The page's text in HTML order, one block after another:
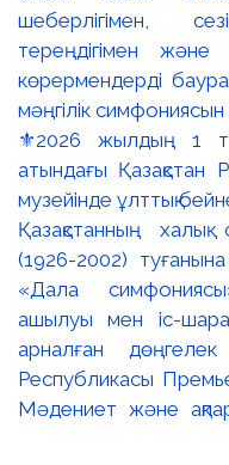
⚜️2026 жылдың 1
атындағы Қазақстан
музейінде ұлттық
Қазақстанның
(1926-2002)
«Дала
ашылуы мен іс-
арналған
Республикасы
Мәдениет және